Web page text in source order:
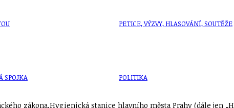
SPOJKA
PETICE, VÝZVY, HLASOVÁNÍ, SOUTĚŽE
POLITIKA
zákona.Hygienická stanice hlavního města Prahy (dále jen